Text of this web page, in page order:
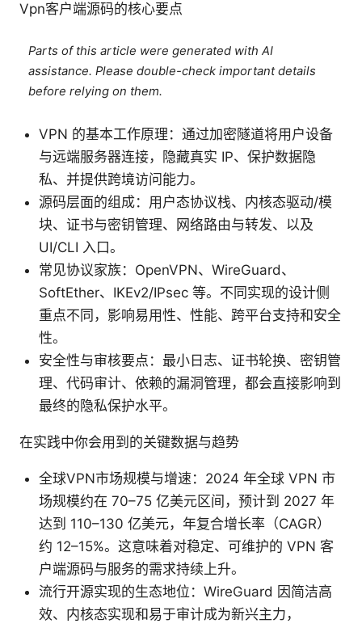
Vpn客户端源码的核心要点
Parts of this article were generated with AI
assistance. Please double-check important details
before relying on them.
VPN 的基本工作原理：通过加密隧道将用户设备
与远端服务器连接，隐藏真实 IP、保护数据隐
私、并提供跨境访问能力。
源码层面的组成：用户态协议栈、内核态驱动/模
块、证书与密钥管理、网络路由与转发、以及
UI/CLI 入口。
常见协议家族：OpenVPN、WireGuard、
SoftEther、IKEv2/IPsec 等。不同实现的设计侧
重点不同，影响易用性、性能、跨平台支持和安全
性。
安全性与审核要点：最小日志、证书轮换、密钥管
理、代码审计、依赖的漏洞管理，都会直接影响到
最终的隐私保护水平。
在实践中你会用到的关键数据与趋势
全球VPN市场规模与增速：2024 年全球 VPN 市
场规模约在 70–75 亿美元区间，预计到 2027 年
达到 110–130 亿美元，年复合增长率（CAGR）
约 12–15%。这意味着对稳定、可维护的 VPN 客
户端源码与服务的需求持续上升。
流行开源实现的生态地位：WireGuard 因简洁高
效、内核态实现和易于审计成为新兴主力，